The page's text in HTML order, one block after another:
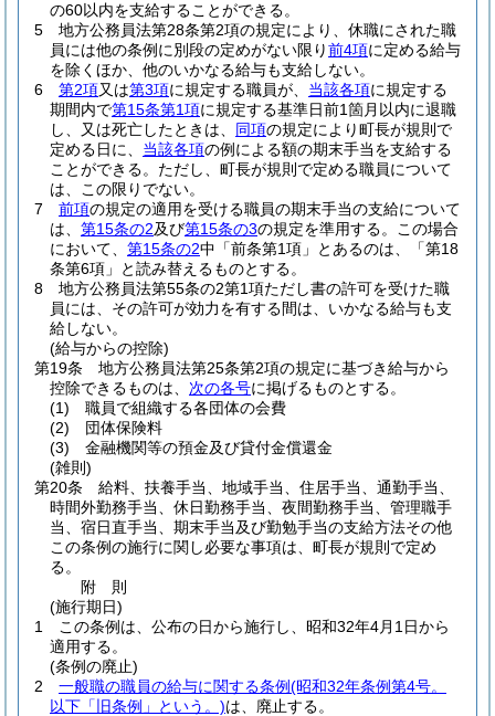
の60以内を支給することができる。
5
地方公務員法第28条第2項の規定により、休職にされた職
員には他の条例に別段の定めがない限り前4項に定める給与
を除くほか、他のいかなる給与も支給しない。
6
第2項又は第3項に規定する職員が、 当該各項に規定する
期間内で第15条第1項に規定する基準日前1箇月以内に退職
し、又は死亡したときは、 同項の規定により町長が規則で
定める日に、 当該各項の例による額の期末手当を支給する
ことができる。 ただし、町長が規則で定める職員について
は、この限りでない。
7
前項の規定の適用を受ける職員の期末手当の支給について
は、 第15条の2及び第15条の3の規定を準用する。
この場合
において、 第15条の2中「前条第1項」とあるのは、「第18
条第6項」と読み替えるものとする。
8
地方公務員法第55条の2第1項ただし書の許可を受けた職
員には、その許可が効力を有する間は、いかなる給与も支
給しない。
(給与からの控除)
第19条
地方公務員法第25条第2項の規定に基づき給与から
控除できるものは、 次の各号に掲げるものとする。
(1)
職員で組織する各団体の会費
(2)
団体保険料
(3)
金融機関等の預金及び貸付金償還金
(雑則)
第20条
給料、扶養手当、地域手当、住居手当、通勤手当、
時間外勤務手当、休日勤務手当、夜間勤務手当、管理職手
当、宿日直手当、期末手当及び勤勉手当の支給方法その他
この条例の施行に関し必要な事項は、町長が規則で定め
る。
附 則
(施行期日)
1
この条例は、公布の日から施行し、昭和32年4月1日から
適用する。
(条例の廃止)
2
一般職の職員の給与に関する条例(昭和32年条例第4号。
以下「旧条例」という。)は、廃止する。